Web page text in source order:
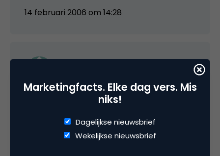
14 februari 2006 om 14:28
Er blijkt ook een Nederlandse versie te zijn. Ik
Search het zelfde doet, maar dan Nederlands.
Je kunt onder andere een vakantie winnen
Marketingfacts. Elke dag vers. Mis
niks!
Dagelijkse nieuwsbrief
Wekelijkse nieuwsbrief